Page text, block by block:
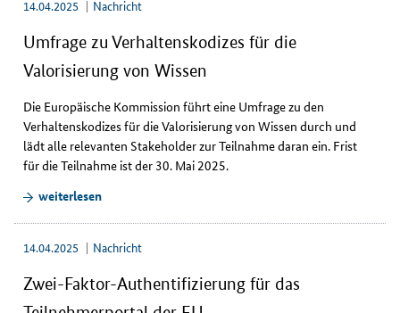
14.04.2025 Nachricht
Umfrage zu Verhaltenskodizes für die
Valorisierung von Wissen
Die Europäische Kommission führt eine Umfrage zu den
Verhaltenskodizes für die Valorisierung von Wissen durch und
lädt alle relevanten Stakeholderzur Teilnahme daran ein. Frist
für die Teilnahme ist der 30. Mai 2025.
weiterlesen
14.04.2025 Nachricht
Zwei-Faktor-Authentifizierung für das